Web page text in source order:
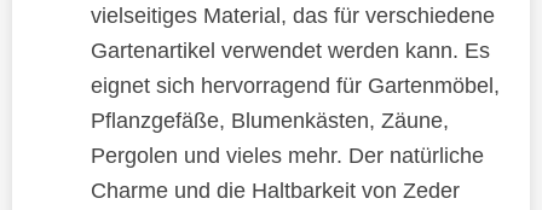
vielseitiges Material, das für verschiedene
Gartenartikel verwendet werden kann. Es
eignet sich hervorragend für Gartenmöbel,
Pflanzgefäße, Blumenkästen, Zäune,
Pergolen und vieles mehr. Der natürliche
Charme und die Haltbarkeit von Zeder